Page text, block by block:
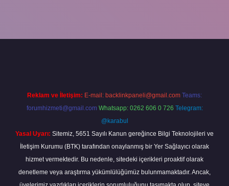
Reklam ve İletişim: E-mail: backlinkpaneli@gmail.com Teams:
forumhizmeti@gmail.com Whatsapp: 0262 606 0 726 Telegram:
@karabul
Yasal Uyarı: Sitemiz, 5651 Sayılı Kanun gereğince Bilgi Teknolojileri ve
İletişim Kurumu (BTK) tarafından onaylanmış bir Yer Sağlayıcı olarak
hizmet vermektedir. Bu nedenle, sitedeki içerikleri proaktif olarak
denetleme veya araştırma yükümlülüğümüz bulunmamaktadır. Ancak,